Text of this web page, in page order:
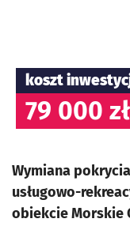
koszt
79 000 zł
Wymiana
usługowo-
obiekcie Morskie